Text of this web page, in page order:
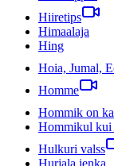
Hiiretips
Himaalaja
Hing
Hoia, Jumal,
Homme
Hommik on
Hommikul kui
Hulkuri valss
Hurjala jenka